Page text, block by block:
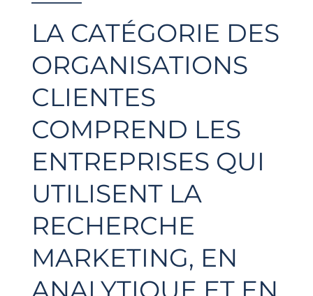
LA CATÉGORIE DES
ORGANISATIONS
CLIENTES
COMPREND LES
ENTREPRISES QUI
UTILISENT LA
RECHERCHE
MARKETING, EN
ANALYTIQUE ET EN